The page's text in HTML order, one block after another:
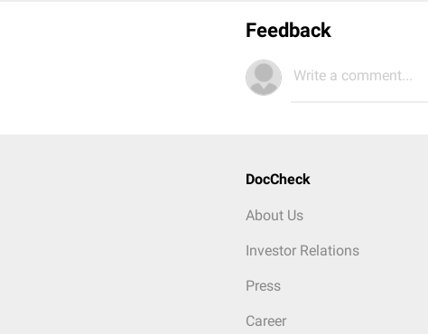
Feedback
Write a comment...
DocCheck
About Us
Investor Relations
Press
Career